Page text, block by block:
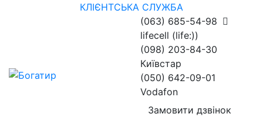
КЛІЄНТСЬКА СЛУЖБА
(063) 685-54-98
lifecell (life:))
(098) 203-84-30
Київстар
(050) 642-09-01
Vodafon
Замовити дзвінок